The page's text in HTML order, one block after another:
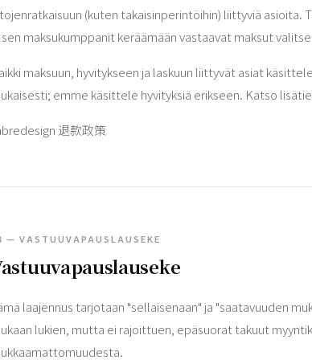
(kuten takaisinperintöihin) liittyviä asioita.
sen maksukumppanit keräämään vastaavat maksut
maksuun, hyvitykseen ja laskuun liittyvät asiat
emme käsittele hyvityksiä erikseen. Katso
退款政策
— VASTUUVAPAUSLAUSEKE
laajennus tarjotaan "sellaisenaan" ja "saatavuuden
lukien, mutta ei rajoittuen, epäsuorat takuut